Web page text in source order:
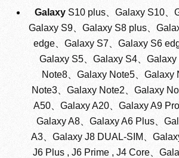
Galaxy S10 plus、Galaxy S10、
Galaxy S9、Galaxy S8 plus、
edge、Galaxy S7、Galaxy S6
Galaxy S5、Galaxy S4、
Note8、Galaxy Note5、Galaxy
Note3、Galaxy Note2、Galaxy
A50、Galaxy A20、Galaxy A9
Galaxy A8、Galaxy A6 Plus、
A3、Galaxy J8 DUAL-SIM、
J6 Plus , J6 Prime , J4 Core、